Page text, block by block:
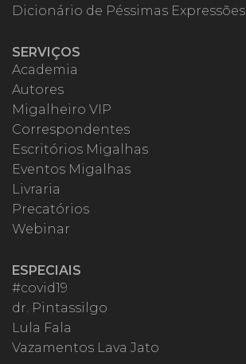
Dicionário de Péssimas Expressões
SERVIÇOS
Academia
Autores
Migalheiro VIP
Correspondentes
Escritórios Migalhas
Eventos Migalhas
Livraria
Precatórios
Webinar
ESPECIAIS
#covid19
dr. Pintassilgo
Lula Fala
Vazamentos Lava Jato